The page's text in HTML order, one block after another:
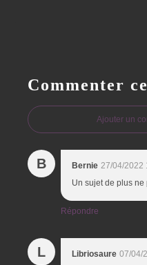
Commenter
Ajouter un
B Bernie 27/04/2022
Un sujet de plus ne
Répondre
L Libriosaure 07/04/